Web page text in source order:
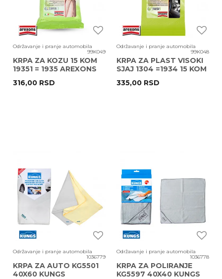
Održavanje i pranje automobila
99K049
KRPA ZA KOZU 15 KOM
19351 = 1935 AREXONS
316,00 RSD
Održavanje i pranje automobila
99K048
KRPA ZA PLAST VISOKI
SJAJ 1304 =1934 15 KOM
335,00 RSD
Održavanje i pranje automobila
1036779
KRPA ZA AUTO KG5501
40X60 KUNGS
Održavanje i pranje automobila
1036778
KRPA ZA POLIRANJE
KG5597 40X40 KUNGS